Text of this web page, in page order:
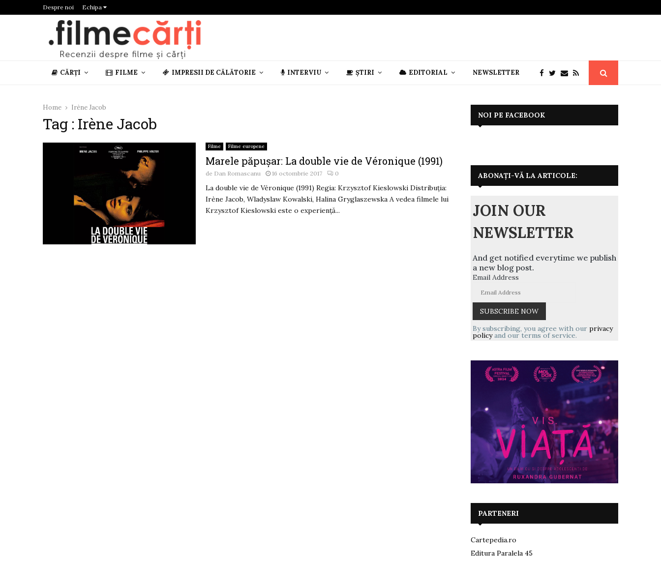
Despre noi Echipa
CĂRȚI FILME IMPRESII DE CĂLĂTORIE INTERVIU ȘTIRI EDITORIAL NEWSLETTER
Home Irène Jacob
Tag : Irène Jacob
Filme Filme europene
Marele păpușar: La double vie de Véronique (1991)
de Dan Romascanu 16 octombrie 2017 0
La double vie de Véronique (1991) Regia: Krzysztof Kieslowski Distribuția:
Irène Jacob, Wladyslaw Kowalski, Halina Gryglaszewska A vedea filmele lui
Krzysztof Kieslowski este o experienţă...
NOI PE FACEBOOK
ABONAȚI-VĂ LA ARTICOLE:
JOIN OUR
NEWSLETTER
And get notified everytime we publish
a new blog post.
Email Address
By subscribing, you agree with our privacy
policyand our terms of service.
PARTENERI
Cartepedia.ro
Editura Paralela 45